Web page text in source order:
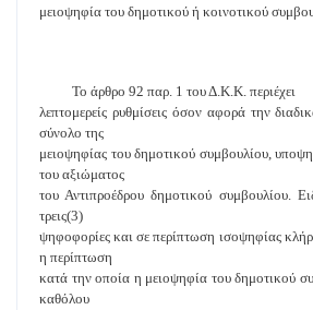
μειοψηφία του δημοτικού ή κοινοτικού
Το άρθρο 92 παρ. 1 του Δ.Κ.Κ. περιέχει
λεπτομερείς ρυθμίσεις όσον αφορά την
σύνολο της
μειοψηφίας του δημοτικού συμβουλίου,
του αξιώματος
του Αντιπροέδρου δημοτικού συμβουλίου.
τρεις(3)
ψηφοφορίες και σε περίπτωση ισοψηφίας
η περίπτωση
κατά την οποία η μειοψηφία του δημοτικού
καθόλου